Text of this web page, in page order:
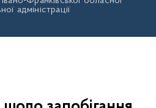
адміністрації